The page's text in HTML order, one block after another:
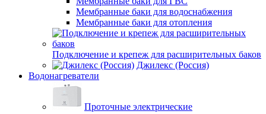
Мембранные баки для водоснабжения
Мембранные баки для отопления
Подключение и крепеж для расширительных баков
Джилекс (Россия)
Водонагреватели
Проточные электрические